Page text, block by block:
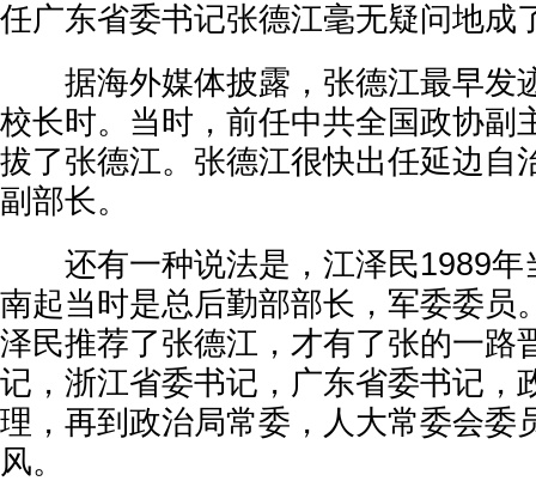
任广东省委书记张德江毫无疑问地成
据海外媒体披露，张德江最早发
校长时。当时，前任中共全国政协副
拔了张德江。张德江很快出任延边自
副部长。
还有一种说法是，江泽民1989年
南起当时是总后勤部部长，军委委员
泽民推荐了张德江，才有了张的一路
记，浙江省委书记，广东省委书记，
理，再到政治局常委，人大常委会委
风。